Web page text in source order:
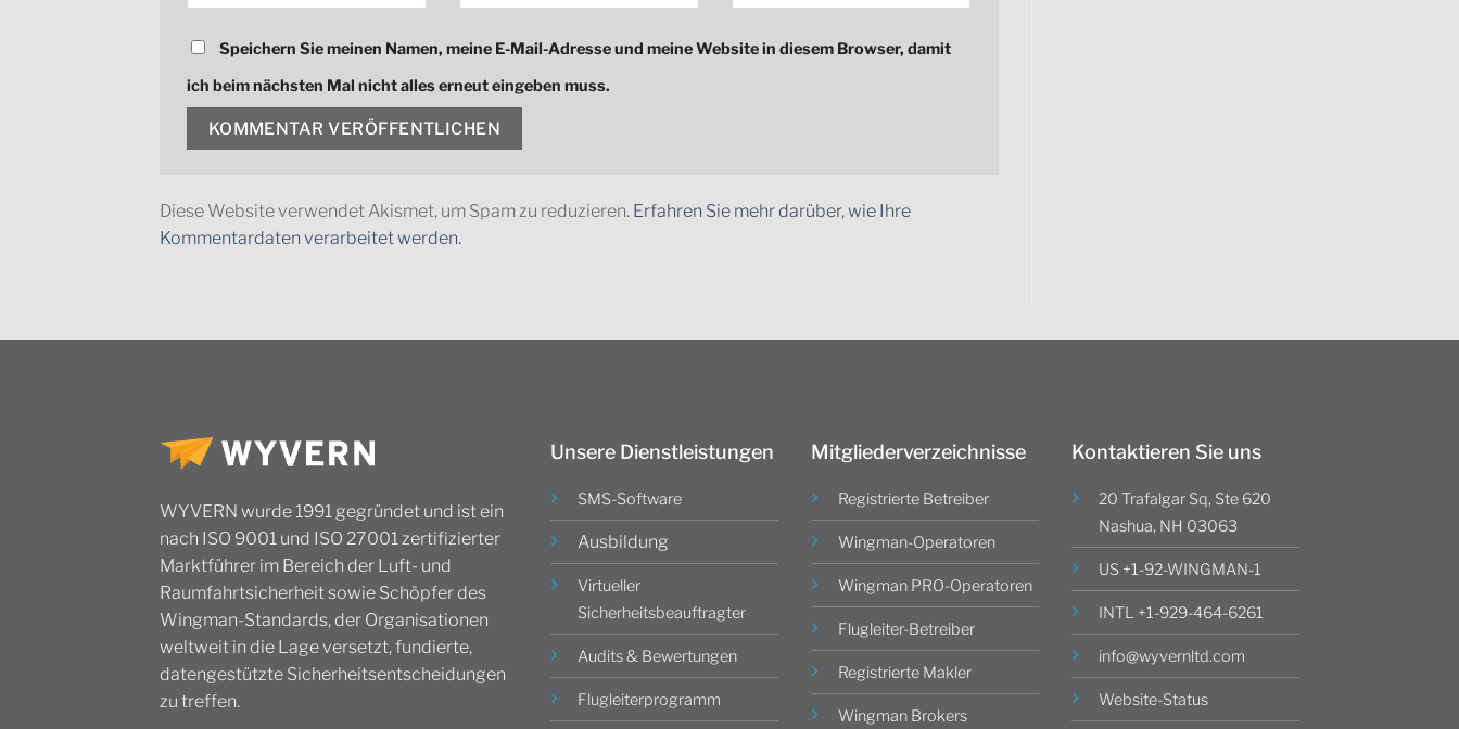
Speichern Sie meinen Namen, meine E-Mail-Adresse und meine Website in diesem Browser, damit
ich beim nächsten Mal nicht alles erneut eingeben muss.
Diese Website verwendet Akismet, um Spam zu reduzieren. Erfahren Sie mehr darüber, wie Ihre
Kommentardaten verarbeitet werden.
WYVERN wurde 1991 gegründet und ist ein
nach ISO 9001 und ISO 27001 zertifizierter
Marktführer im Bereich der Luft- und
Raumfahrtsicherheit sowie Schöpfer des
Wingman-Standards, der Organisationen
weltweit in die Lage versetzt, fundierte,
datengestützte Sicherheitsentscheidungen
zu treffen.
Unsere Dienstleistungen
SMS-Software
Ausbildung
Virtueller
Sicherheitsbeauftragter
Audits & Bewertungen
Flugleiterprogramm
Mitgliederverzeichnisse
Registrierte Betreiber
Wingman-Operatoren
Wingman PRO-Operatoren
Flugleiter-Betreiber
Registrierte Makler
Wingman Brokers
Kontaktieren Sie uns
20 Trafalgar Sq, Ste 620
Nashua, NH 03063
US +1-92-WINGMAN-1
INTL +1-929-464-6261
info@wyvernltd.com
Website-Status